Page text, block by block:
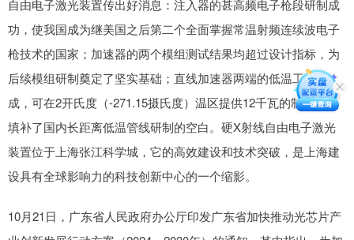
自由电子激光装置传出好消息：注入器的甚高频电子枪段研制成
功，使我国成为继美国之后第二个全面掌握常温射频连续波电子
枪技术的国家；加速器的两个模组测试结果均超过设计指标，为
后续模组研制奠定了坚实基础；直线加速器两端的低温工厂建
成，可在2开氏度（-271.15摄氏度）温区提供12千瓦的制冷量，
填补了国内长距离低温管线研制的空白。硬X射线自由电子激光
装置位于上海张江科学城，它的高效建设和技术突破，是上海建
设具有全球影响力的科技创新中心的一个缩影。
10月21日，广东省人民政府办公厅印发广东省加快推动光芯片产